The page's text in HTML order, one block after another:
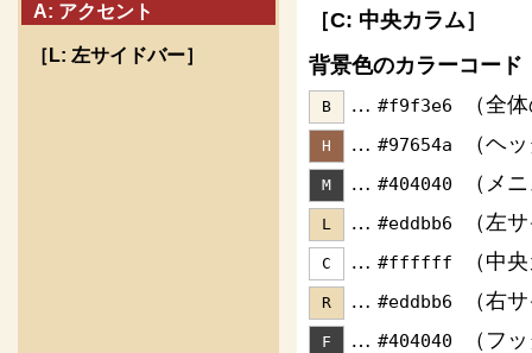
［C: 中央カラム］
背景色のカラーコード
B … #f9f3e6 （全
H … #97654a （ヘ
M … #404040 （メ
L … #eddbb6 （左
C … #ffffff （中
R … #eddbb6 （右
F … #404040 （フ
A: アクセント
［L: 左サイドバー］